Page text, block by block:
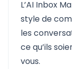
L’AI Inbox
style de
les
ce qu’ils
vous.